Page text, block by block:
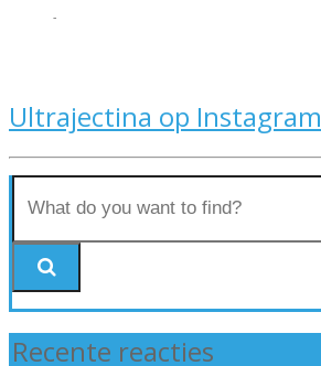
-
Ultrajectina op Instagram
Recente reacties